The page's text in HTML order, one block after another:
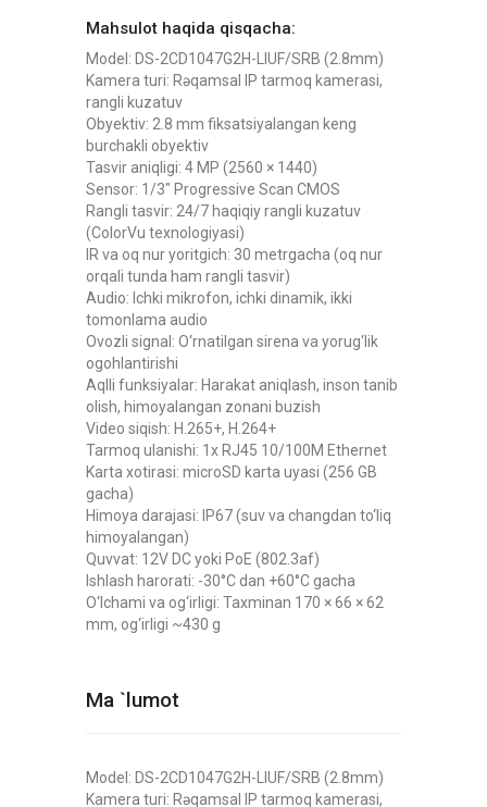
Mahsulot haqida qisqacha:
Model: DS-2CD1047G2H-LIUF/SRB (2.8mm)
Kamera turi: Rəqamsal IP tarmoq kamerasi,
rangli kuzatuv
Obyektiv: 2.8 mm fiksatsiyalangan keng
burchakli obyektiv
Tasvir aniqligi: 4 MP (2560 × 1440)
Sensor: 1/3" Progressive Scan CMOS
Rangli tasvir: 24/7 haqiqiy rangli kuzatuv
(ColorVu texnologiyasi)
IR va oq nur yoritgich: 30 metrgacha (oq nur
orqali tunda ham rangli tasvir)
Audio: Ichki mikrofon, ichki dinamik, ikki
tomonlama audio
Ovozli signal: O‘rnatilgan sirena va yorug‘lik
ogohlantirishi
Aqlli funksiyalar: Harakat aniqlash, inson tanib
olish, himoyalangan zonani buzish
Video siqish: H.265+, H.264+
Tarmoq ulanishi: 1x RJ45 10/100M Ethernet
Karta xotirasi: microSD karta uyasi (256 GB
gacha)
Himoya darajasi: IP67 (suv va changdan to‘liq
himoyalangan)
Quvvat: 12V DC yoki PoE (802.3af)
Ishlash harorati: -30°C dan +60°C gacha
O‘lchami va og‘irligi: Taxminan 170 × 66 × 62
mm, og‘irligi ~430 g
Ma `lumot
Model: DS-2CD1047G2H-LIUF/SRB (2.8mm)
Kamera turi: Rəqamsal IP tarmoq kamerasi,